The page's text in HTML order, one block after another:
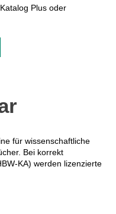
Plus oder
für wissenschaftliche
Bei korrekt
KA) werden lizenzierte